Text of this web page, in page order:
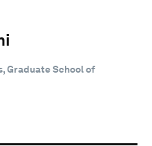
Graduate School of